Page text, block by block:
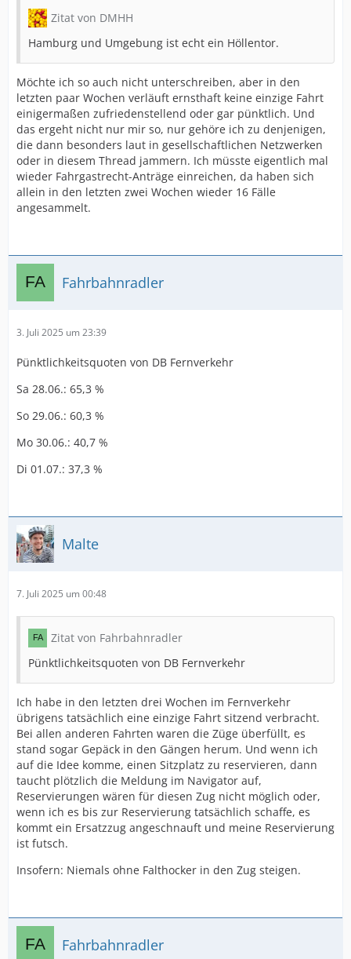
Zitat von DMHH
Hamburg und Umgebung ist echt ein Höllentor.
Möchte ich so auch nicht unterschreiben, aber in den
letzten paar Wochen verläuft ernsthaft keine einzige Fahrt
einigermaßen zufriedenstellend oder gar pünktlich. Und
das ergeht nicht nur mir so, nur gehöre ich zu denjenigen,
die dann besonders laut in gesellschaftlichen Netzwerken
oder in diesem Thread jammern. Ich müsste eigentlich mal
wieder Fahrgastrecht-Anträge einreichen, da haben sich
allein in den letzten zwei Wochen wieder 16 Fälle
angesammelt.
Fahrbahnradler
3. Juli 2025 um 23:39
Pünktlichkeitsquoten von DB Fernverkehr
Sa 28.06.: 65,3 %
So 29.06.: 60,3 %
Mo 30.06.: 40,7 %
Di 01.07.: 37,3 %
Malte
7. Juli 2025 um 00:48
Zitat von Fahrbahnradler
Pünktlichkeitsquoten von DB Fernverkehr
Ich habe in den letzten drei Wochen im Fernverkehr
übrigens tatsächlich eine einzige Fahrt sitzend verbracht.
Bei allen anderen Fahrten waren die Züge überfüllt, es
stand sogar Gepäck in den Gängen herum. Und wenn ich
auf die Idee komme, einen Sitzplatz zu reservieren, dann
taucht plötzlich die Meldung im Navigator auf,
Reservierungen wären für diesen Zug nicht möglich oder,
wenn ich es bis zur Reservierung tatsächlich schaffe, es
kommt ein Ersatzzug angeschnauft und meine Reservierung
ist futsch.
Insofern: Niemals ohne Falthocker in den Zug steigen.
Fahrbahnradler